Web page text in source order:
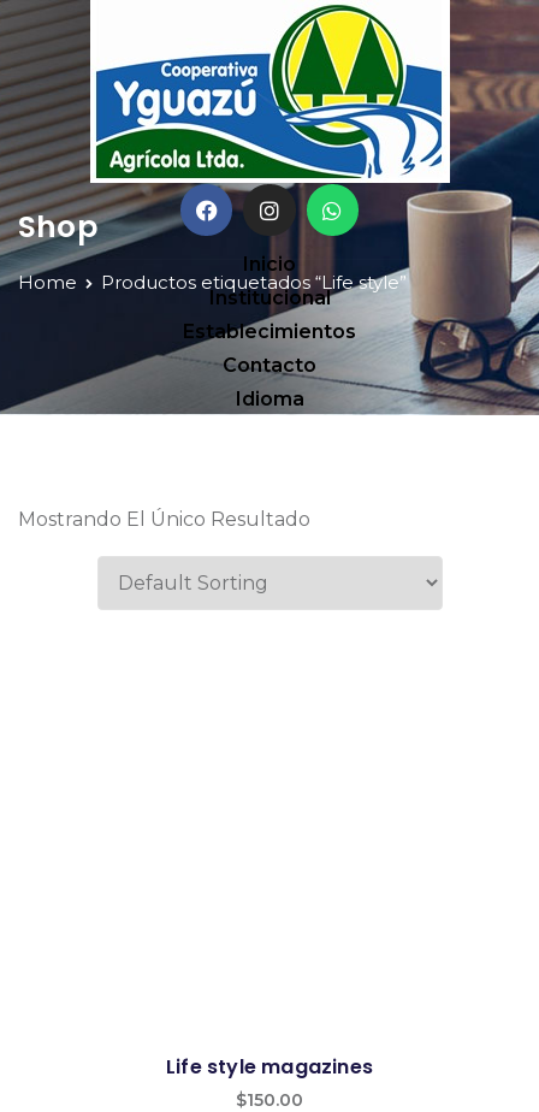
Inicio
Institucional
Establecimientos
Contacto
Idioma
Shop
Home Productos etiquetados “Life style”
Mostrando El Único Resultado
Life style magazines
$150.00